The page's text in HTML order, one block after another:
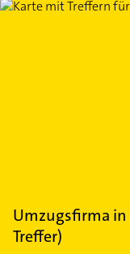
Umzugsfirma in
Treffer)